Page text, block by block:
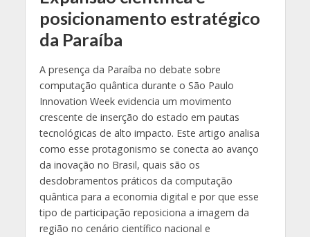
posicionamento estratégico
da Paraíba
A presença da Paraíba no debate sobre
computação quântica durante o São Paulo
Innovation Week evidencia um movimento
crescente de inserção do estado em pautas
tecnológicas de alto impacto. Este artigo analisa
como esse protagonismo se conecta ao avanço
da inovação no Brasil, quais são os
desdobramentos práticos da computação
quântica para a economia digital e por que esse
tipo de participação reposiciona a imagem da
região no cenário científico nacional e